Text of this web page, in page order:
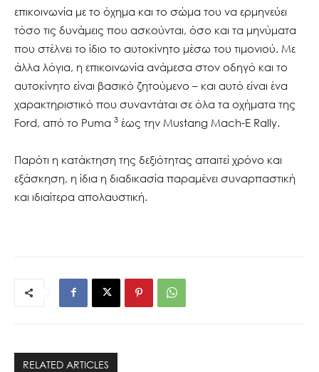
επικοινωνία με το όχημα και το σώμα του να ερμηνεύει
τόσο τις δυνάμεις που ασκούνται, όσο και τα μηνύματα
που στέλνει το ίδιο το αυτοκίνητο μέσω του τιμονιού. Με
άλλα λόγια, η επικοινωνία ανάμεσα στον οδηγό και το
αυτοκίνητο είναι βασικό ζητούμενο – και αυτό είναι ένα
χαρακτηριστικό που συναντάται σε όλα τα οχήματα της
Ford, από το Puma 3 έως την Mustang Mach-E Rally.
Παρότι η κατάκτηση της δεξιότητας απαιτεί χρόνο και
εξάσκηση, η ίδια η διαδικασία παραμένει συναρπαστική
και ιδιαίτερα απολαυστική.
RELATED ARTICLES